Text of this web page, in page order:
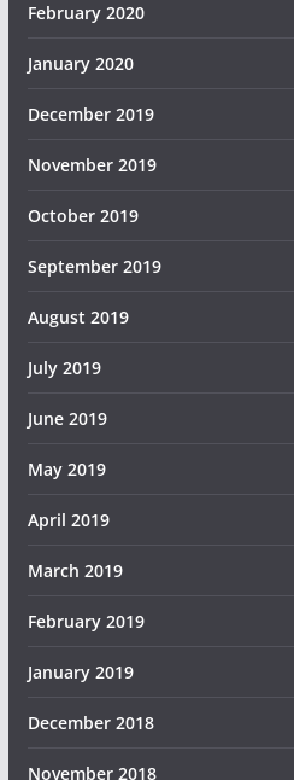
February 2020
January 2020
December 2019
November 2019
October 2019
September 2019
August 2019
July 2019
June 2019
May 2019
April 2019
March 2019
February 2019
January 2019
December 2018
November 2018